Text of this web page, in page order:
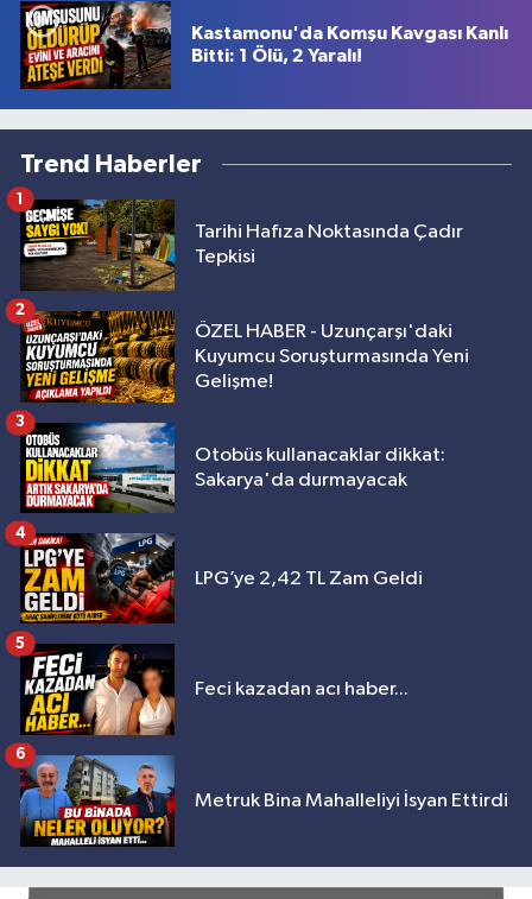
Kastamonu'da Komşu Kavgası Kanlı
Bitti: 1 Ölü, 2 Yaralı!
Trend Haberler
Tarihi Hafıza Noktasında Çadır
Tepkisi
1
ÖZEL HABER - Uzunçarşı'daki
Kuyumcu Soruşturmasında Yeni
Gelişme!
2
Otobüs kullanacaklar dikkat:
Sakarya'da durmayacak
3
LPG’ye 2,42 TL Zam Geldi
4
Feci kazadan acı haber...
5
Metruk Bina Mahalleliyi İsyan Ettirdi
6